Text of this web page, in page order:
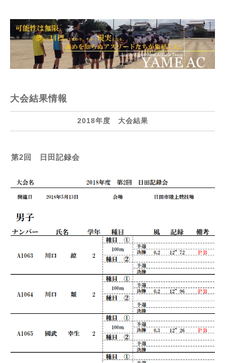
大会結果情報
2018年度 大会結果
第2回 日田記録会